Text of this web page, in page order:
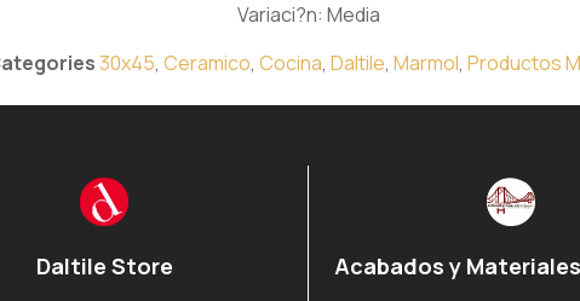
Variaci?n: Media
30x45, Ceramico, Cocina, Daltile, Marmol, Productos
Daltile Store Acabados y